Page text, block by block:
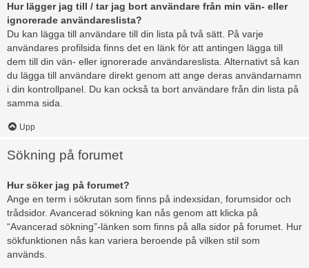
Hur lägger jag till / tar jag bort användare från min vän- eller
ignorerade användareslista?
Du kan lägga till användare till din lista på två sätt. På varje
användares profilsida finns det en länk för att antingen lägga till
dem till din vän- eller ignorerade användareslista. Alternativt så kan
du lägga till användare direkt genom att ange deras användarnamn
i din kontrollpanel. Du kan också ta bort användare från din lista på
samma sida.
Upp
Sökning på forumet
Hur söker jag på forumet?
Ange en term i sökrutan som finns på indexsidan, forumsidor och
trådsidor. Avancerad sökning kan nås genom att klicka på
“Avancerad sökning”-länken som finns på alla sidor på forumet. Hur
sökfunktionen nås kan variera beroende på vilken stil som
används.